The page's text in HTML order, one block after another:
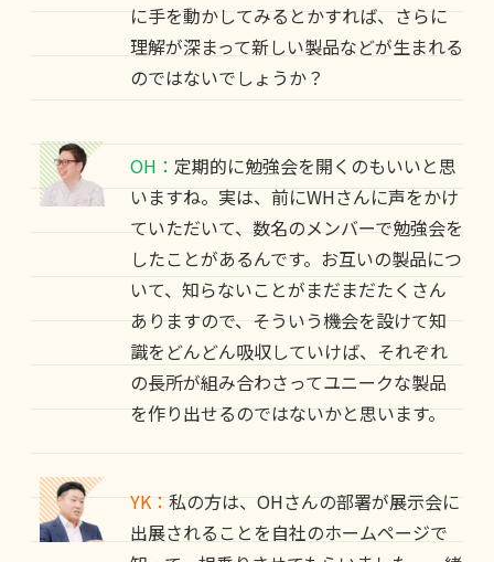
に手を動かしてみるとかすれば、さらに
理解が深まって新しい製品などが生まれる
のではないでしょうか？
OH： 定期的に勉強会を開くのもいいと思
いますね。実は、前にWHさんに声をかけ
ていただいて、数名のメンバーで勉強会を
したことがあるんです。お互いの製品につ
いて、知らないことがまだまだたくさん
ありますので、そういう機会を設けて知
識をどんどん吸収していけば、それぞれ
の長所が組み合わさってユニークな製品
を作り出せるのではないかと思います。
YK： 私の方は、OHさんの部署が展示会に
出展されることを自社のホームページで